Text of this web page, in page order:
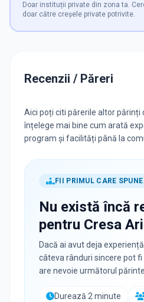
Doar instituții private din zona ta.
doar către creșele private potrivite.
Recenzii / Păreri
Aici poți citi părerile altor părinți
înțelege mai bine cum arată
program și facilități până la
FII PRIMUL CARE
Nu există încă
pentru Cresa
Dacă ai avut deja
câteva rânduri sincere pot
are nevoie următorul
Durează 2 minute